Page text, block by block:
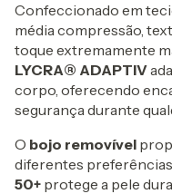
Confeccionado em
média compressão,
toque extremamente
LYCRA® ADAPTIV
corpo, oferecendo
segurança durante
O bojo removível
diferentes
50+ protege a pele